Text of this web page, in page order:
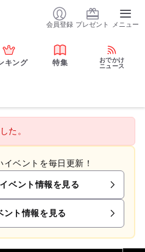
会員登録 プレゼント メニュー
キング 特集
おでかけ
ニュース
た。
ベントを毎日更新！
ベント情報を見る
ント情報を見る